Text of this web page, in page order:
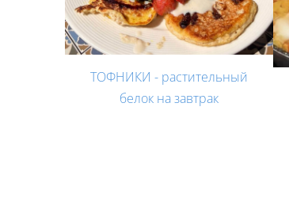
ТОФНИКИ - растительный
белок на завтрак